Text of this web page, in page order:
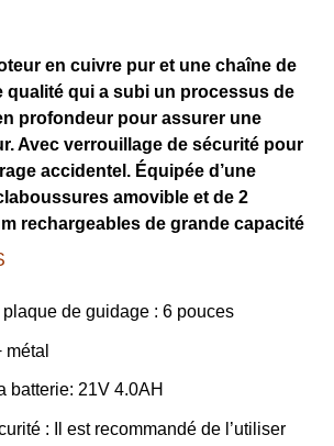
en cuivre pur et une chaîne de
qualité qui a subi un processus de
profondeur pour assurer une
Avec verrouillage de sécurité pour
accidentel. Équipée d’une
amovible et de 2
rechargeables de grande capacité
de guidage : 6 pouces
batterie: 21V 4.0AH
: Il est recommandé de l’utiliser